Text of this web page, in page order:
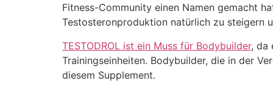
Fitness-Community einen Namen gemacht
Testosteronproduktion natürlich zu steigern
TESTODROL ist ein Muss für Bodybuilder, da
Trainingseinheiten. Bodybuilder, die in der
diesem Supplement.